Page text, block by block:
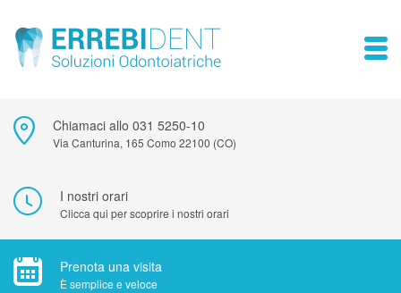
Chiamaci allo 031 5250-10
Via Canturina, 165 Como 22100 (CO)
I nostri orari
Clicca qui per scoprire i nostri orari
Prenota una visita
È semplice e veloce